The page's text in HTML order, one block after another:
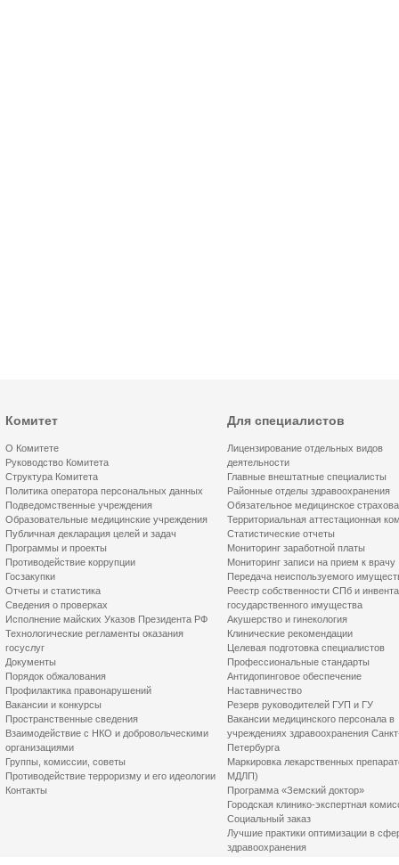
Комитет
О Комитете
Руководство Комитета
Структура Комитета
Политика оператора персональных данных
Подведомственные учреждения
Образовательные медицинские учреждения
Публичная декларация целей и задач
Программы и проекты
Противодействие коррупции
Госзакупки
Отчеты и статистика
Сведения о проверках
Исполнение майских Указов Президента РФ
Технологические регламенты оказания
госуслуг
Документы
Порядок обжалования
Профилактика правонарушений
Вакансии и конкурсы
Пространственные сведения
Взаимодействие с НКО и добровольческими
организациями
Группы, комиссии, советы
Противодействие терроризму и его идеологии
Контакты
Для специалистов
Лицензирование отдельных видов
деятельности
Главные внештатные специалисты
Районные отделы здравоохранения
Обязательное медицинское
Территориальная аттестационная
Статистические отчеты
Мониторинг заработной платы
Мониторинг записи на прием к врачу
Передача неиспользуемого
Реестр собственности СПб и
государственного имущества
Акушерство и гинекология
Клинические рекомендации
Целевая подготовка специалистов
Профессиональные стандарты
Антидопинговое обеспечение
Наставничество
Резерв руководителей ГУП и ГУ
Вакансии медицинского персонала в
учреждениях здравоохранения
Петербурга
Маркировка лекарственных
МДЛП)
Программа «Земский доктор»
Городская клинико-экспертная
Социальный заказ
Лучшие практики оптимизации в
здравоохранения